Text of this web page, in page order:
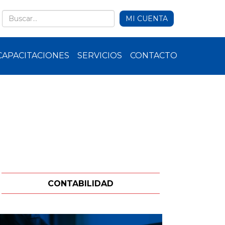
MI CUENTA
SERVICIOS CONTACTO
CONTABILIDAD